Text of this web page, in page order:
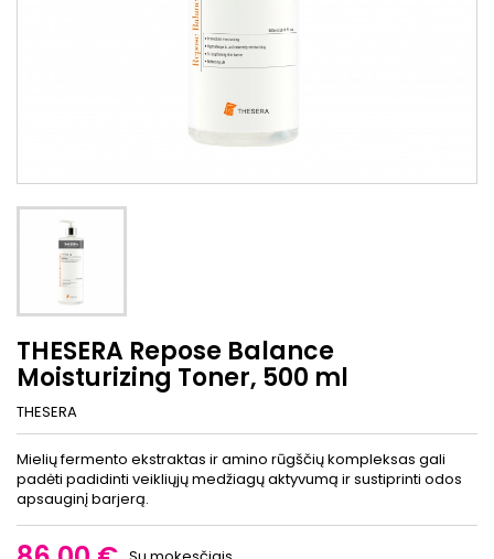
THESERA Repose Balance
Moisturizing Toner, 500 ml
THESERA
Mielių fermento ekstraktas ir amino rūgščių kompleksas gali
padėti padidinti veikliųjų medžiagų aktyvumą ir sustiprinti odos
apsauginį barjerą.